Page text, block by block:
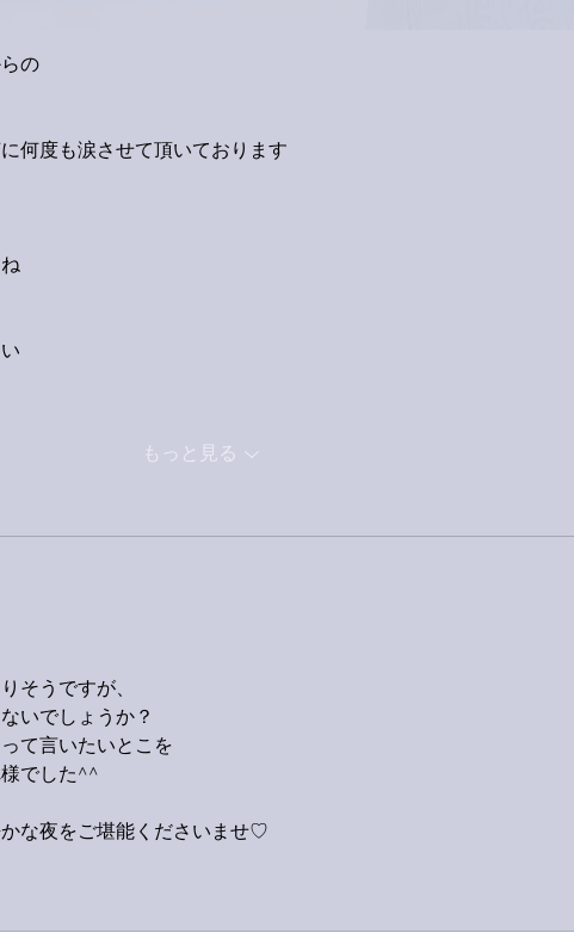
の
何度も涙させて頂いております
もっと見る
そうですが、
いでしょうか？
て言いたいとこを
でした^^
な夜をご堪能くださいませ♡